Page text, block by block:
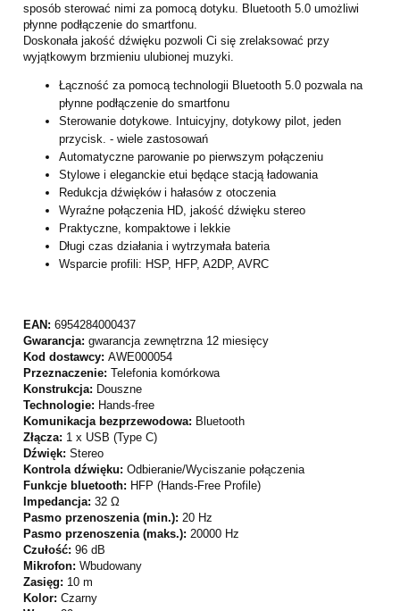
sposób sterować nimi za pomocą dotyku. Bluetooth 5.0 umożliwi
płynne podłączenie do smartfonu.
Doskonała jakość dźwięku pozwoli Ci się zrelaksować przy
wyjątkowym brzmieniu ulubionej muzyki.
Łączność za pomocą technologii Bluetooth 5.0 pozwala na
płynne podłączenie do smartfonu
Sterowanie dotykowe. Intuicyjny, dotykowy pilot, jeden
przycisk. - wiele zastosowań
Automatyczne parowanie po pierwszym połączeniu
Stylowe i eleganckie etui będące stacją ładowania
Redukcja dźwięków i hałasów z otoczenia
Wyraźne połączenia HD, jakość dźwięku stereo
Praktyczne, kompaktowe i lekkie
Długi czas działania i wytrzymała bateria
Wsparcie profili: HSP, HFP, A2DP, AVRC
EAN: 6954284000437
Gwarancja: gwarancja zewnętrzna 12 miesięcy
Kod dostawcy: AWE000054
Przeznaczenie: Telefonia komórkowa
Konstrukcja: Douszne
Technologie: Hands-free
Komunikacja bezprzewodowa: Bluetooth
Złącza: 1 x USB (Type C)
Dźwięk: Stereo
Kontrola dźwięku: Odbieranie/Wyciszanie połączenia
Funkcje bluetooth: HFP (Hands-Free Profile)
Impedancja: 32 Ω
Pasmo przenoszenia (min.): 20 Hz
Pasmo przenoszenia (maks.): 20000 Hz
Czułość: 96 dB
Mikrofon: Wbudowany
Zasięg: 10 m
Kolor: Czarny